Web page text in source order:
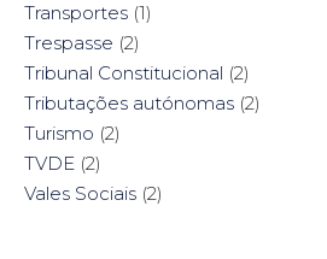
Transportes (1)
Trespasse (2)
Tribunal Constitucional (2)
Tributações autónomas (2)
Turismo (2)
TVDE (2)
Vales Sociais (2)